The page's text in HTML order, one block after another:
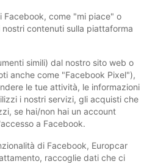
come "mi piace" o
contenuti sulla piattaforma
simili) dal nostro sito web o
anche come "Facebook Pixel"),
le tue attività, le informazioni
i nostri servizi, gli acquisti che
se hai/non hai un account
a Facebook.
di Facebook, Europcar
raccoglie dati che ci